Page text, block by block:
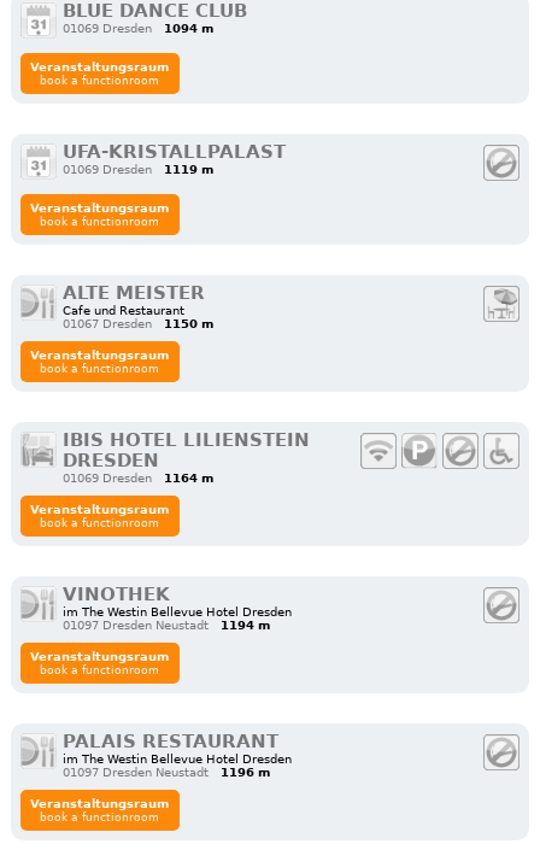
BLUE DANCE CLUB
01069 Dresden 1094 m
Veranstaltungsraum
book a functionroom
UFA-KRISTALLPALAST
01069 Dresden 1119 m
Veranstaltungsraum
book a functionroom
ALTE MEISTER
Cafe und Restaurant
01067 Dresden
1150 m
Veranstaltungsraum
book a functionroom
IBIS HOTEL LILIENSTEIN
DRESDEN
01069 Dresden 1164 m
Veranstaltungsraum
book a functionroom
VINOTHEK
im The Westin Bellevue Hotel Dresden
01097 Dresden Neustadt
1194 m
Veranstaltungsraum
book a functionroom
PALAIS RESTAURANT
im The Westin Bellevue Hotel Dresden
01097 Dresden Neustadt
1196 m
Veranstaltungsraum
book a functionroom